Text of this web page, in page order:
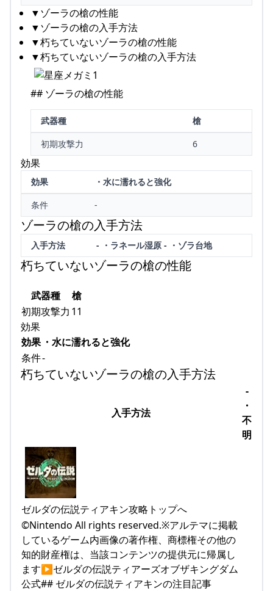
▼ゾーラの槍の性能
▼ゾーラの槍の入手方法
▼朽ちていないゾーラの槍の性能
▼朽ちていないゾーラの槍の入手方法
## ゾーラの槍の性能
武器種
槍
初期攻撃力
6
効果
効果
・水に濡れると強化
条件
-
ゾーラの槍の入手方法
入手方法 - ・ラネール湿原 - ・ゾラ台地
朽ちていないゾーラの槍の性能
武器種
槍
初期攻撃力 11
効果
効果 ・水に濡れると強化
条件-
朽ちていないゾーラの槍の入手方法
入手方法
-
・
不
明
ゼルダの伝説ティアキン攻略トップへ
©Nintendo All rights reserved.※アルテマに掲載
しているゲーム内画像の著作権、商標権その他の
知的財産権は、当該コンテンツの提供元に帰属し
ます▶ゼルダの伝説ティアーズオブザキングダム
公式## ゼルダの伝説ティアキンの注目記事